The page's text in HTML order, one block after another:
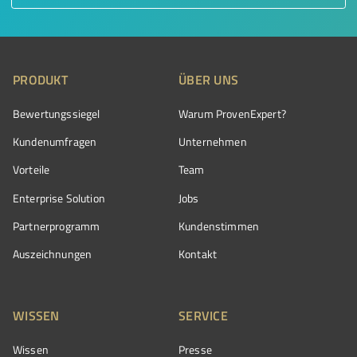
PRODUKT
Bewertungssiegel
Kundenumfragen
Vorteile
Enterprise Solution
Partnerprogramm
Auszeichnungen
ÜBER UNS
Warum ProvenExpert?
Unternehmen
Team
Jobs
Kundenstimmen
Kontakt
WISSEN
Wissen
SERVICE
Presse